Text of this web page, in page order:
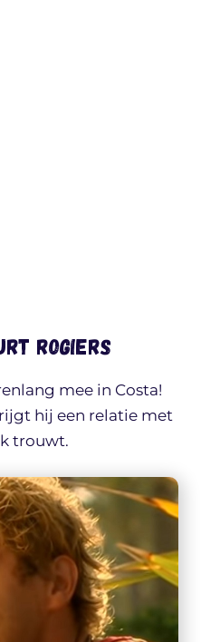
Rogiers
mee in Costa!
hij een relatie met
trouwt.